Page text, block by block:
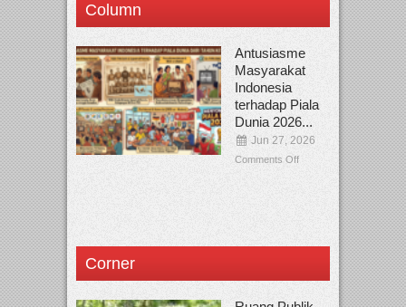
Column
Antusiasme
Masyarakat
Indonesia
terhadap Piala
Dunia 2026...
Jun 27, 2026
Comments Off
Corner